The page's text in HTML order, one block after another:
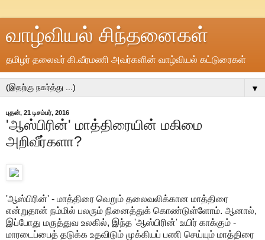
வாழ்வியல் சிந்தனைகள்
தமிழர் தலைவர் கி.வீரமணி அவர்களின் வாழ்வியல் கட்டுரைகள்
▼
புதன், 21 டிசம்பர், 2016
'ஆஸ்பிரின்' மாத்திரையின் மகிமை
அறிவீர்களா?
'ஆஸ்பிரின்' - மாத்திரை வெறும் தலைவலிக்கான மாத்திரை
என்றுதான் நம்மில் பலரும் நினைத்துக் கொண்டுள்ளோம். ஆனால்,
இப்போது மருத்துவ உலகில், இந்த 'ஆஸ்பிரின்' உயிர் காக்கும் -
மாரடைப்பைத் தடுக்க உதவிடும் முக்கியப் பணி செய்யும் மாத்திரை